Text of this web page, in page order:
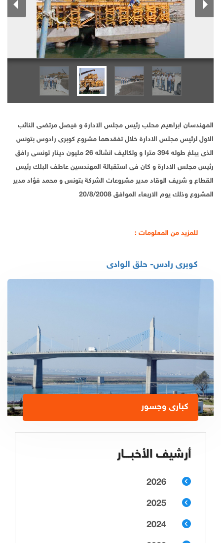
المهندسان ابراهيم محلب رئيس مجلس الادارة و فيصل مرتضى النائب
الاول لرئيس مجلس الادارة خلال تفقدهما مشروع كوبرى رادوس بتونس
الذى يبلغ طوله 394 مترا و وتكاليف انشائه 26 مليون دينار تونسى رافق
رئيس مجلس الادارة و كان فى استقبالة المهندسين عاطف البلك رئيس
القطاع و شريف الوقاد مدير مشروعات الشركة بتونس و محمد فؤاد مدير
المشروع وذلك يوم الاربعاء الموافق 20/8/2008
للمزيد من المعلومات :
كوبرى رادس- حلق الوادى
كبارى وجسور
أرشيف الأخبـــار
2026
2025
2024